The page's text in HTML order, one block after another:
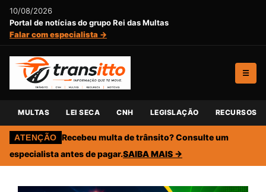
10/08/2026
Portal de notícias do grupo Rei das Multas
Falar com especialista →
☰
MULTAS LEI SECA CNH LEGISLAÇÃO RECURSOS
ATENÇÃO Recebeu multa de trânsito? Consulte um
especialista antes de pagar.SAIBA MAIS →